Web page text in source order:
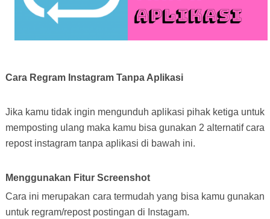
Cara Regram Instagram Tanpa Aplikasi
Jika kamu tidak ingin mengunduh aplikasi pihak ketiga untuk
memposting ulang maka kamu bisa gunakan 2 alternatif cara
repost instagram tanpa aplikasi di bawah ini.
Menggunakan Fitur Screenshot
Cara ini merupakan cara termudah yang bisa kamu gunakan
untuk regram/repost postingan di Instagam.